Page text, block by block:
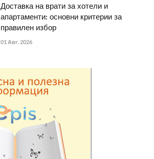
Доставка на врати за хотели и
апартаменти: основни критерии за
правилен избор
01 Авг. 2026